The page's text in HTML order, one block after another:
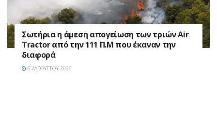
Σωτήρια η άμεση απογείωση των τριών Air
Tractor από την 111 Π.M που έκαναν την
διαφορά
6 ΑΥΓΟΎΣΤΟΥ 2026